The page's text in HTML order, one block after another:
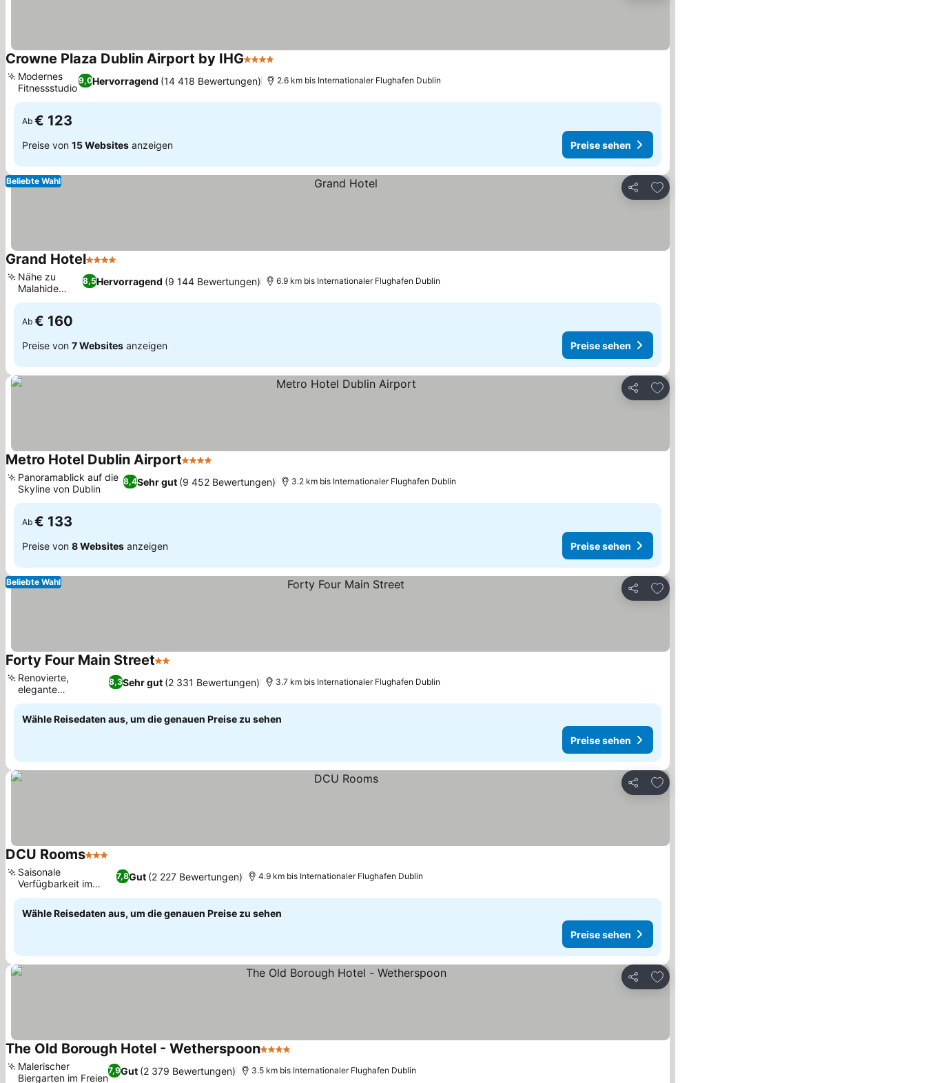
Crowne Plaza Dublin Airport by IHG4 Sterne
9,0Hervorragend (14 418 Bewertungen)
Modernes
Fitnessstudio
2.6 km bis Internationaler Flughafen Dublin
Ab € 123
Preise von 15 Websites anzeigen Preise sehen
Teilen
Zu Favoriten hinzufügen
Beliebte Wahl
Grand Hotel4 Sterne
8,5Hervorragend (9 144 Bewertungen)
Nähe zu
Malahide
Castle
6.9 km bis Internationaler Flughafen Dublin
Ab € 160
Preise von 7 Websites anzeigen Preise sehen
Teilen
Zu Favoriten hinzufügen
Metro Hotel Dublin Airport4 Sterne
8,4Sehr gut (9 452 Bewertungen)
Panoramablick auf die
Skyline von Dublin
3.2 km bis Internationaler Flughafen Dublin
Ab € 133
Preise von 8 Websites anzeigen Preise sehen
Teilen
Zu Favoriten hinzufügen
Beliebte Wahl
Forty Four Main Street2 Sterne
8,3Sehr gut (2 331 Bewertungen)
Renovierte,
elegante
Gästezimmer
3.7 km bis Internationaler Flughafen Dublin
Wähle Reisedaten aus, um die genauen Preise zu sehen
Preise sehen
Teilen
Zu Favoriten hinzufügen
DCU Rooms3 Sterne
7,8Gut (2 227 Bewertungen)
Saisonale
Verfügbarkeit im
Sommer
4.9 km bis Internationaler Flughafen Dublin
Wähle Reisedaten aus, um die genauen Preise zu sehen
Preise sehen
Teilen
Zu Favoriten hinzufügen
The Old Borough Hotel - Wetherspoon4 Sterne
7,9Gut (2 379 Bewertungen)
Malerischer
Biergarten im Freien
3.5 km bis Internationaler Flughafen Dublin